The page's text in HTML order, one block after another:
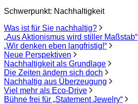
Schwerpunkt: Nachhaltigkeit
Was ist für Sie nachhaltig?
„Aus Aktionismus wird stiller Maßstab“
„Wir denken eben langfristig!“
Neue Perspektiven
Nachhaltigkeit als Grundlage
Die Zeiten ändern sich doch
Nachhaltig aus Überzeugung
Viel mehr als Eco-Drive
Bühne frei für „Statement Jewelry“